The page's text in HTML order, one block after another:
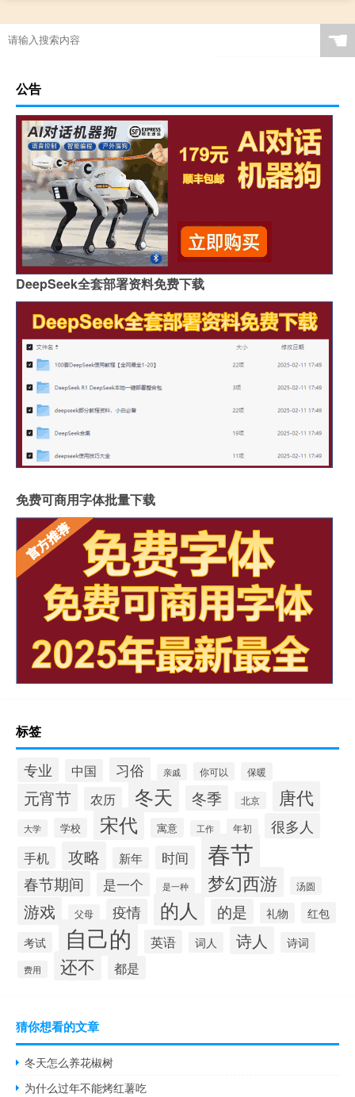
☚
公告
DeepSeek全套部署资料免费下载
免费可商用字体批量下载
标签
专业 中国 习俗 亲戚 你可以 保暖
元宵节 农历 冬天 冬季 北京 唐代
大学 学校 宋代 寓意 工作 年初 很多人
手机 攻略 新年 时间 春节
春节期间 是一个 是一种 梦幻西游 汤圆
游戏 父母 疫情 的人 的是 礼物 红包
考试 自己的 英语 词人 诗人 诗词
费用 还不 都是
猜你想看的文章
冬天怎么养花椒树
为什么过年不能烤红薯吃